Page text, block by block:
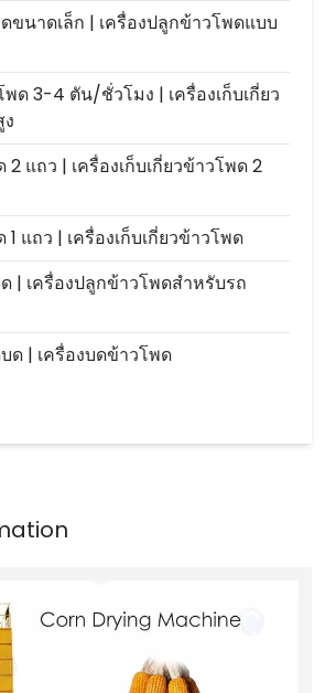
ขนาดเล็ก | เครื่องปลูกข้าวโพดแบบ
พด 3-4 ตัน/ชั่วโมง | เครื่องเก็บเกี่ยว
2 แถว | เครื่องเก็บเกี่ยวข้าวโพด 2
1 แถว | เครื่องเก็บเกี่ยวข้าวโพด
| เครื่องปลูกข้าวโพดสำหรับรถ
ด | เครื่องบดข้าวโพด